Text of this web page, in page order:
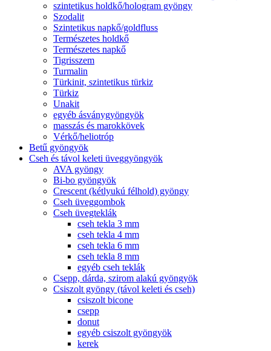
szintetikus holdkő/hologram gyöngy
Szodalit
Szintetikus napkő/goldfluss
Természetes holdkő
Természetes napkő
Tigrisszem
Turmalin
Türkinit, szintetikus türkiz
Türkiz
Unakit
egyéb ásványgyöngyök
masszás és marokkövek
Vérkő/heliotróp
Betű gyöngyök
Cseh és távol keleti üveggyöngyök
AVA gyöngy
Bi-bo gyöngyök
Crescent (kétlyukú félhold) gyöngy
Cseh üveggombok
Cseh üvegteklák
cseh tekla 3 mm
cseh tekla 4 mm
cseh tekla 6 mm
cseh tekla 8 mm
egyéb cseh teklák
Csepp, dárda, szirom alakú gyöngyök
Csiszolt gyöngy (távol keleti és cseh)
csiszolt bicone
csepp
donut
egyéb csiszolt gyöngyök
kerek